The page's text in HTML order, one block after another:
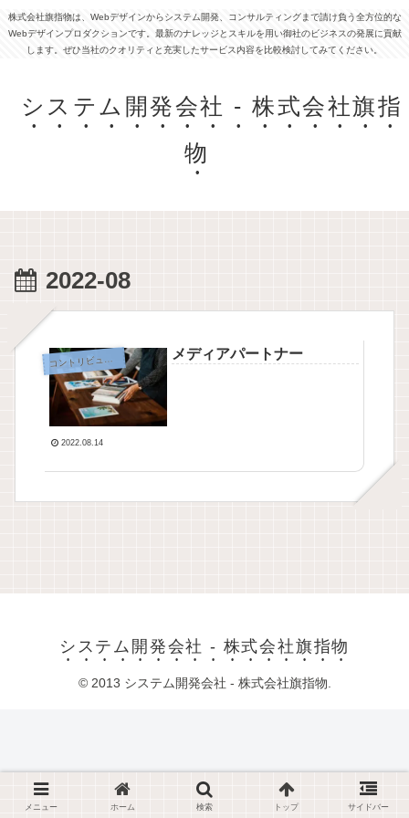
株式会社旗指物は、Webデザインからシステム開発、コンサルティングまで請け負う全方位的な
Webデザインプロダクションです。最新のナレッジとスキルを用い御社のビジネスの発展に貢献
します。ぜひ当社のクオリティと充実したサービス内容を比較検討してみてください。
システム開発会社 - 株式会社旗指
物
2022-08
コ ントリビューション メディアパートナー
2022.08.14
システム開発会社 - 株式会社旗指物
© 2013 システム開発会社 - 株式会社旗指物.
メニュー ホーム 検索 トップ サイドバー